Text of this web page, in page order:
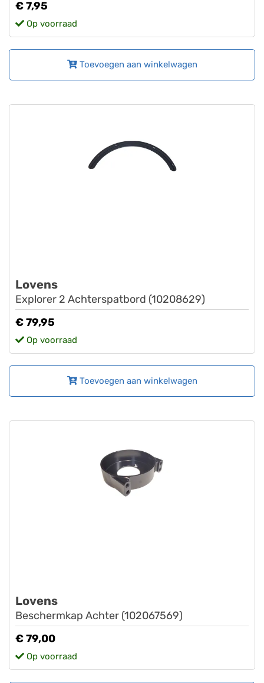
€ 7,95
Op voorraad
Toevoegen aan winkelwagen
Lovens
Explorer 2 Achterspatbord (10208629)
€ 79,95
Op voorraad
Toevoegen aan winkelwagen
Lovens
Beschermkap Achter (102067569)
€ 79,00
Op voorraad